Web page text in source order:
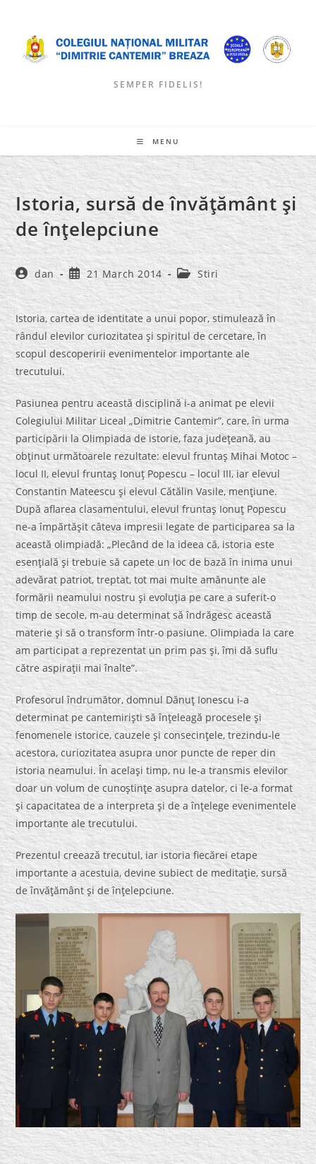
content
SEMPER FIDELIS!
MENU
Istoria, sursă de învăţământ şi
de înţelepciune
Post
author:
dan
Post
published:
21 March 2014
Post
category:
Stiri
Istoria, cartea de identitate a unui popor, stimulează în
rândul elevilor curiozitatea şi spiritul de cercetare, în
scopul descoperirii evenimentelor importante ale
trecutului.
Pasiunea pentru această disciplină i-a animat pe elevii
Colegiului Militar Liceal „Dimitrie Cantemir”, care, în urma
participării la Olimpiada de istorie, faza judeţeană, au
obţinut următoarele rezultate: elevul fruntaş Mihai Motoc –
locul II, elevul fruntaş Ionuţ Popescu – locul III, iar elevul
Constantin Mateescu şi elevul Cătălin Vasile, menţiune.
După aflarea clasamentului, elevul fruntaş Ionuţ Popescu
ne-a împărtăşit câteva impresii legate de participarea sa la
această olimpiadă: „Plecând de la ideea că, istoria este
esenţială şi trebuie să capete un loc de bază în inima unui
adevărat patriot, treptat, tot mai multe amănunte ale
formării neamului nostru şi evoluţia pe care a suferit-o
timp de secole, m-au determinat să îndrăgesc această
materie şi să o transform într-o pasiune. Olimpiada la care
am participat a reprezentat un prim pas şi, îmi dă suflu
către aspiraţii mai înalte”.
Profesorul îndrumător, domnul Dănuţ Ionescu i-a
determinat pe cantemirişti să înţeleagă procesele şi
fenomenele istorice, cauzele şi consecinţele, trezindu-le
acestora, curiozitatea asupra unor puncte de reper din
istoria neamului. În acelaşi timp, nu le-a transmis elevilor
doar un volum de cunoştinţe asupra datelor, ci le-a format
şi capacitatea de a interpreta şi de a înţelege evenimentele
importante ale trecutului.
Prezentul creează trecutul, iar istoria fiecărei etape
importante a acestuia, devine subiect de meditaţie, sursă
de învăţământ şi de înţelepciune.